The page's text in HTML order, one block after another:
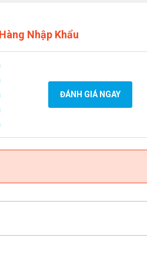
toán
phù hợp
VHF
174MHz) và UHF (tần số 400-
cần biết các máy đang sử dụng
mua máy mới có thể dùng chung
Nhập Khẩu
ĐÁNH GIÁ NGAY